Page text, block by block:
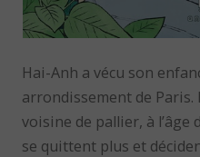
Hai-Anh a vécu son
arrondissement de Paris.
voisine de pallier, à l’âge
se quittent plus et